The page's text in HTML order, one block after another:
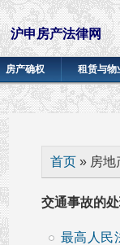
沪申房产法律网
房产确权 租赁与物
你在这里
首页 » 房地
交通事故的
最高人民